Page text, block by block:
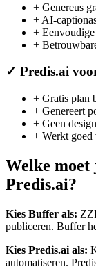
+ Genereus
+ AI-
+
+
✓ Predis.ai
+ Gratis plan
+ Genereert
+ Geen
+ Werkt goed
Welke moet
Predis.ai?
Kies Buffer als:
publiceren. Buffer
Kies Predis.ai als:
automatiseren.